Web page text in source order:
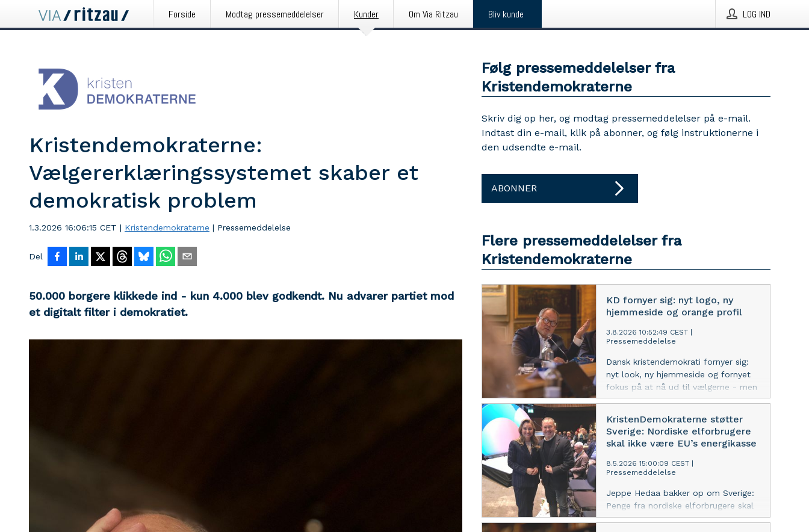
Forside Modtag pressemeddelelser Kunder Om Via Ritzau Bliv kunde LOG IND
Kristendemokraterne:
Vælgererklæringssystemet skaber et
demokratisk problem
1.3.2026 16:06:15 CET | Kristendemokraterne | Pressemeddelelse
Del
50.000 borgere klikkede ind - kun 4.000 blev godkendt. Nu advarer partiet mod
et digitalt filter i demokratiet.
Følg pressemeddelelser fra
Kristendemokraterne
Skriv dig op her, og modtag pressemeddelelser på e-mail.
Indtast din e-mail, klik på abonner, og følg instruktionerne i
den udsendte e-mail.
ABONNER
Flere pressemeddelelser fra
Kristendemokraterne
KD fornyer sig: nyt logo, ny
hjemmeside og orange profil
3.8.2026 10:52:49 CEST
Pressemeddelelse
Dansk kristendemokrati fornyer sig:
nyt look, ny hjemmeside og fornyet
fokus på at nå ud til vælgerne - men
med uændrede værdier om familie,
KristenDemokraterne støtter
Sverige: Nordiske elforbrugere
skal ikke være EU’s energikasse
8.5.2026 15:00:09 CEST
Pressemeddelelse
Jeppe Hedaa bakker op om Sverige:
Penge fra nordiske elforbrugere skal
styrke nordisk energiforsyning, ikke